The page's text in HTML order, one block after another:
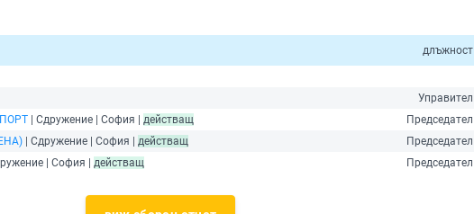
длъжност
Управител
| Сдружение | София | действащ
Председател
| Сдружение | София | действащ
Председател
| София | действащ Председател